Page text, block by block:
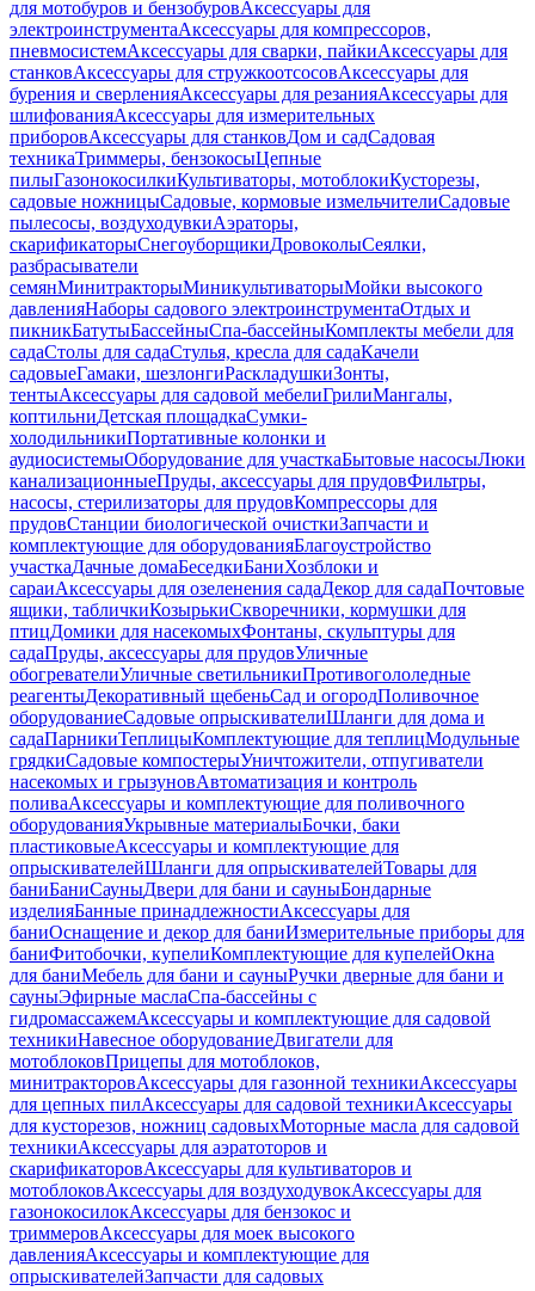
для мотобуров и бензобуровАксессуары для
электроинструментаАксессуары для компрессоров,
пневмосистемАксессуары для сварки, пайкиАксессуары для
станковАксессуары для стружкоотсосовАксессуары для
бурения и сверленияАксессуары для резанияАксессуары для
шлифованияАксессуары для измерительных
приборовАксессуары для станковДом и садСадовая
техникаТриммеры, бензокосыЦепные
пилыГазонокосилкиКультиваторы, мотоблокиКусторезы,
садовые ножницыСадовые, кормовые измельчителиСадовые
пылесосы, воздуходувкиАэраторы,
скарификаторыСнегоуборщикиДровоколыСеялки,
разбрасыватели
семянМинитракторыМиникультиваторыМойки высокого
давленияНаборы садового электроинструментаОтдых и
пикникБатутыБассейныСпа-бассейныКомплекты мебели для
садаСтолы для садаСтулья, кресла для садаКачели
садовыеГамаки, шезлонгиРаскладушкиЗонты,
тентыАксессуары для садовой мебелиГрилиМангалы,
коптильниДетская площадкаСумки-
холодильникиПортативные колонки и
аудиосистемыОборудование для участкаБытовые насосыЛюки
канализационныеПруды, аксессуары для прудовФильтры,
насосы, стерилизаторы для прудовКомпрессоры для
прудовСтанции биологической очисткиЗапчасти и
комплектующие для оборудованияБлагоустройство
участкаДачные домаБеседкиБаниХозблоки и
сараиАксессуары для озеленения садаДекор для садаПочтовые
ящики, табличкиКозырькиСкворечники, кормушки для
птицДомики для насекомыхФонтаны, скульптуры для
садаПруды, аксессуары для прудовУличные
обогревателиУличные светильникиПротивогололедные
реагентыДекоративный щебеньСад и огородПоливочное
оборудованиеСадовые опрыскивателиШланги для дома и
садаПарникиТеплицыКомплектующие для теплицМодульные
грядкиСадовые компостерыУничтожители, отпугиватели
насекомых и грызуновАвтоматизация и контроль
поливаАксессуары и комплектующие для поливочного
оборудованияУкрывные материалыБочки, баки
пластиковыеАксессуары и комплектующие для
опрыскивателейШланги для опрыскивателейТовары для
баниБаниСауныДвери для бани и сауныБондарные
изделияБанные принадлежностиАксессуары для
баниОснащение и декор для баниИзмерительные приборы для
баниФитобочки, купелиКомплектующие для купелейОкна
для баниМебель для бани и сауныРучки дверные для бани и
сауныЭфирные маслаСпа-бассейны с
гидромассажемАксессуары и комплектующие для садовой
техникиНавесное оборудованиеДвигатели для
мотоблоковПрицепы для мотоблоков,
минитракторовАксессуары для газонной техникиАксессуары
для цепных пилАксессуары для садовой техникиАксессуары
для кусторезов, ножниц садовыхМоторные масла для садовой
техникиАксессуары для аэратоторов и
скарификаторовАксессуары для культиваторов и
мотоблоковАксессуары для воздуходувокАксессуары для
газонокосилокАксессуары для бензокос и
триммеровАксессуары для моек высокого
давленияАксессуары и комплектующие для
опрыскивателейЗапчасти для садовых